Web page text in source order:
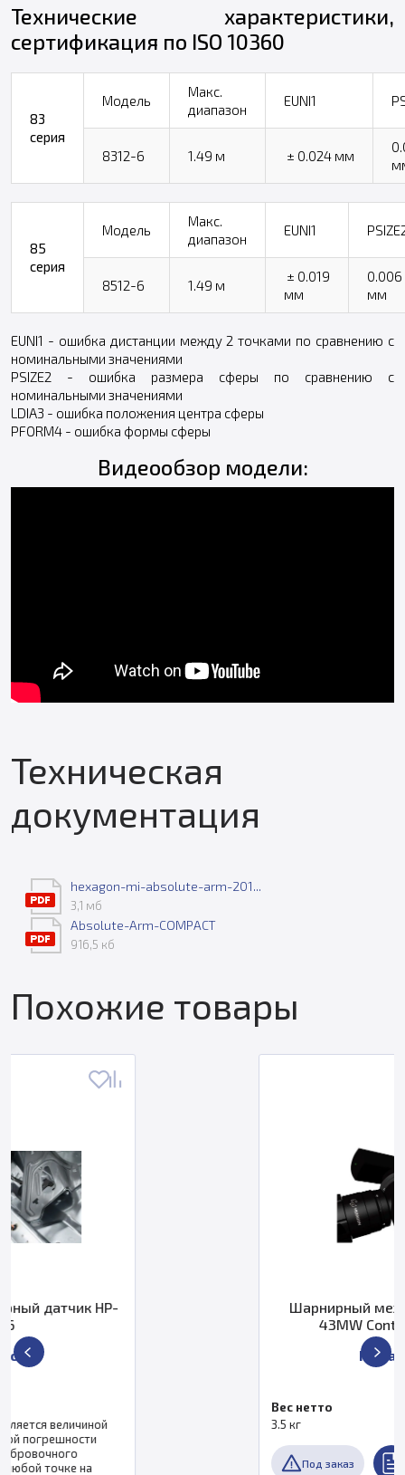
Технические характеристики,
сертификация по ISO 10360
83
серия
Модель
Макс.
диапазон
EUNI​1
8312-6 1.49 м ± 0.024 мм
85
серия
Модель
Макс.
диапазон
EUNI​1
8512-6 1.49 м
± 0.019
мм
0.006
мм
EUNI​1 - ошибка дистанции между 2 точками по сравнению с
номинальными значениями
PSIZE2 - ошибка размера сферы по сравнению с
номинальными значениями
LDIA3 - ошибка положения центра сферы
PFORM4 - ошибка формы сферы
Видеообзор модели:
Техническая
документация
hexagon-mi-absolute-arm-201...
3,1 мб
Absolute-Arm-COMPACT
916,5 кб
Похожие товары
Шарнирный механизм HH-ACW-
3.5 кг